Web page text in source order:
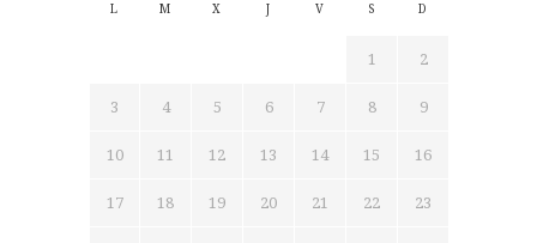
L M X J V S D
1 2
3 4 5 6 7 8 9
10 11 12 13 14 15 16
17 18 19 20 21 22 23